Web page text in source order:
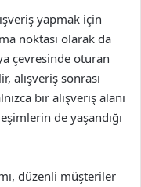
yapmak için
noktası olarak da
çevresinde oturan
alışveriş sonrası
bir alışveriş alanı
de yaşandığı
düzenli müşteriler